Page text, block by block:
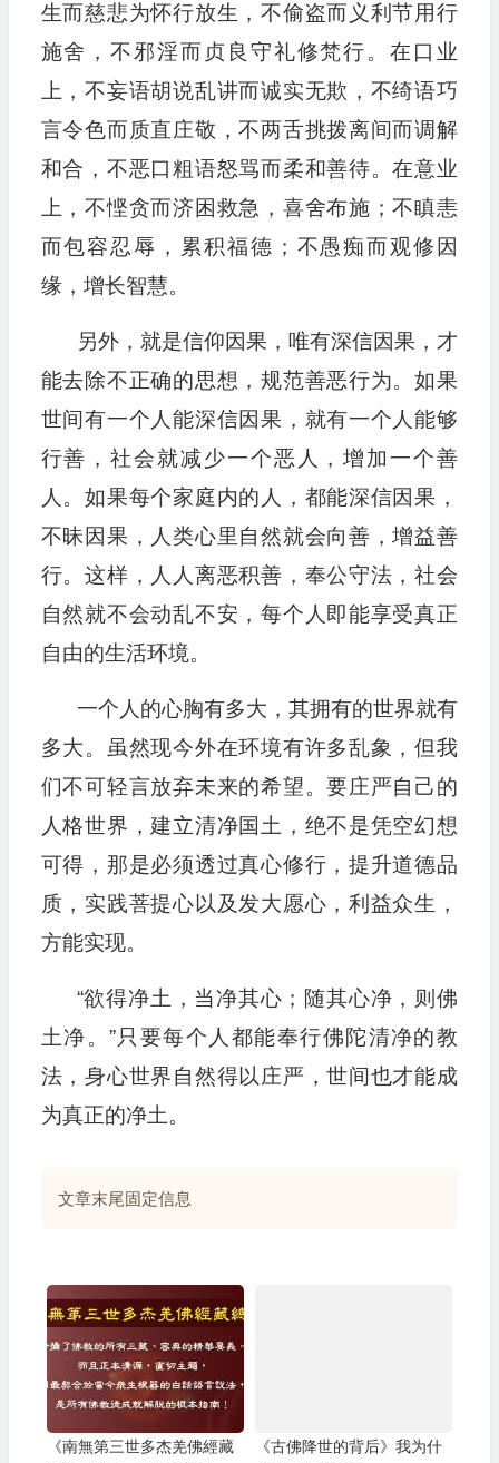
生而慈悲为怀行放生，不偷盗而义利节用行
施舍，不邪淫而贞良守礼修梵行。在口业
上，不妄语胡说乱讲而诚实无欺，不绮语巧
言令色而质直庄敬，不两舌挑拨离间而调解
和合，不恶口粗语怒骂而柔和善待。在意业
上，不悭贪而济困救急，喜舍布施；不瞋恚
而包容忍辱，累积福德；不愚痴而观修因
缘，增长智慧。
另外，就是信仰因果，唯有深信因果，才
能去除不正确的思想，规范善恶行为。如果
世间有一个人能深信因果，就有一个人能够
行善，社会就减少一个恶人，增加一个善
人。如果每个家庭内的人，都能深信因果，
不昧因果，人类心里自然就会向善，增益善
行。这样，人人离恶积善，奉公守法，社会
自然就不会动乱不安，每个人即能享受真正
自由的生活环境。
一个人的心胸有多大，其拥有的世界就有
多大。虽然现今外在环境有许多乱象，但我
们不可轻言放弃未来的希望。要庄严自己的
人格世界，建立清净国土，绝不是凭空幻想
可得，那是必须透过真心修行，提升道德品
质，实践菩提心以及发大愿心，利益众生，
方能实现。
“欲得净土，当净其心；随其心净，则佛
土净。”只要每个人都能奉行佛陀清净的教
法，身心世界自然得以庄严，世间也才能成
为真正的净土。
文章末尾固定信息
《南無第三世多杰羌佛經藏
《古佛降世的背后》我为什